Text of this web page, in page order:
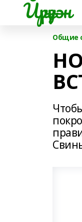
Йүрүҙән
Общие